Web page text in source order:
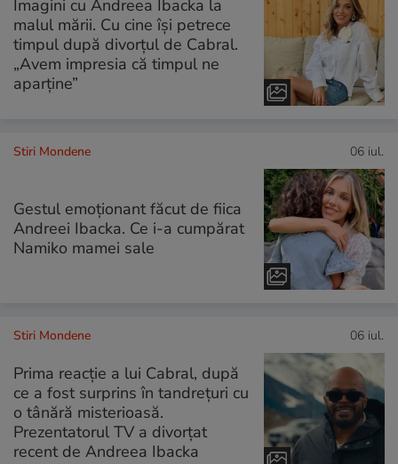
Imagini cu Andreea Ibacka la
malul mării. Cu cine își petrece
timpul după divorțul de Cabral.
„Avem impresia că timpul ne
aparține”
Stiri Mondene 06 iul.
Gestul emoționant făcut de fiica
Andreei Ibacka. Ce i-a cumpărat
Namiko mamei sale
Stiri Mondene 06 iul.
Prima reacție a lui Cabral, după
ce a fost surprins în tandrețuri cu
o tânără misterioasă.
Prezentatorul TV a divorțat
recent de Andreea Ibacka